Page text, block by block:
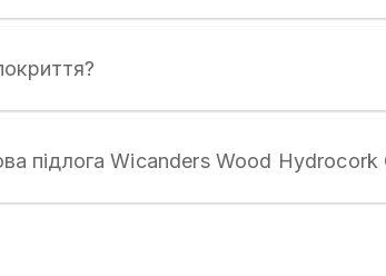
підлога Wicanders Wood